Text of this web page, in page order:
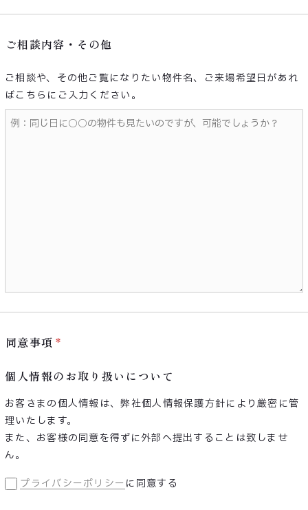
ご相談内容・その他
ご相談や、その他ご覧になりたい物件名、ご来場希望日があれ
ばこちらにご入力ください。
同意事項
個人情報のお取り扱いについて
お客さまの個人情報は、弊社個人情報保護方針により厳密に管
理いたします。
また、お客様の同意を得ずに外部へ提出することは致しませ
ん。
プライバシーポリシー に同意する